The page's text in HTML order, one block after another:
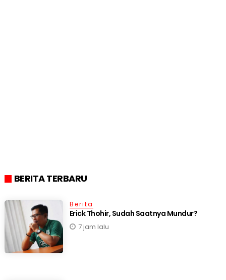
BERITA TERBARU
Berita
Erick Thohir, Sudah Saatnya Mundur?
7 jam lalu